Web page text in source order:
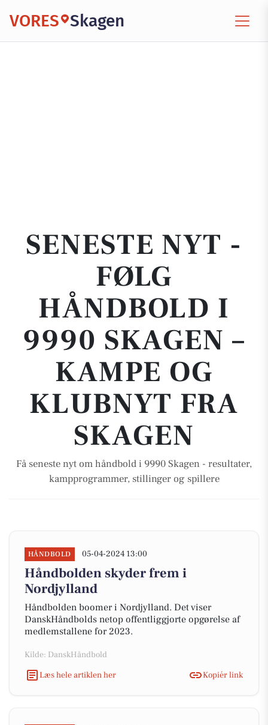
VORES Skagen
SENESTE NYT -
FØLG
HÅNDBOLD I
9990 SKAGEN –
KAMPE OG
KLUBNYT FRA
SKAGEN
Få seneste nyt om håndbold i 9990 Skagen - resultater,
kampprogrammer, stillinger og spillere
HÅNDBOLD 05-04-2024 13:00
Håndbolden skyder frem i
Nordjylland
Håndbolden boomer i Nordjylland. Det viser
DanskHåndbolds netop offentliggjorte opgørelse af
medlemstallene for 2023.
Kilde: DanskHåndbold
Læs hele artiklen her
Kopiér link